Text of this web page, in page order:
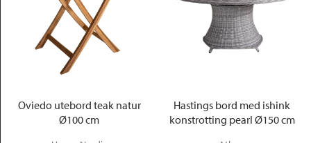
Oviedo utebord teak natur
Ø100 cm
Hastings bord med ishink
konstrotting pearl Ø150 cm